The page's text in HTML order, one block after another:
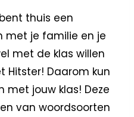
thuis een
met je familie en je
met de klas willen
Hitster! Daarom kun
met jouw klas! Deze
van woordsoorten